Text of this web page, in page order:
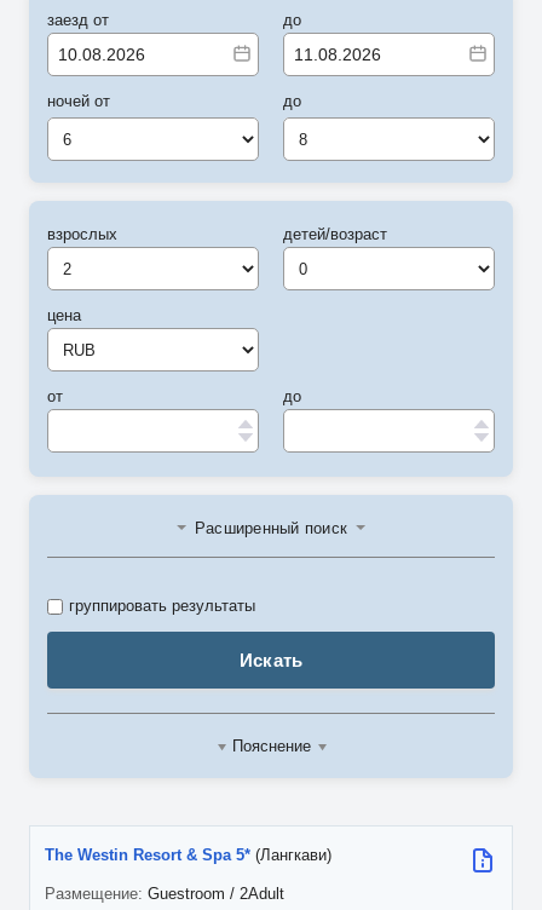
заезд от
ночей от
6
до
до
8
взрослых
цена
от
детей/возраст
до
Расширенный поиск
Искать
группировать результаты
Пояснение
The Westin Resort & Spa 5* (Лангкави)
Guestroom / 2Adult